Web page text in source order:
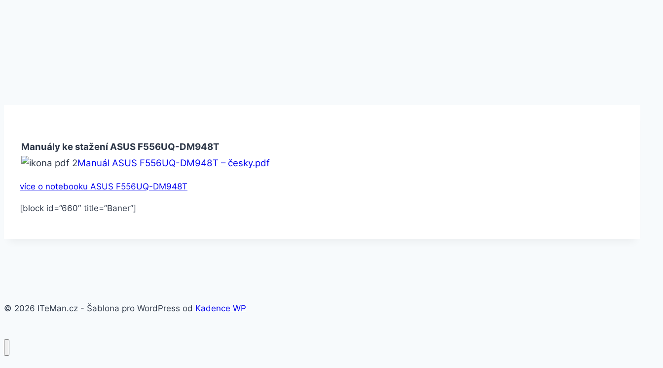
Manuály ke stažení ASUS F556UQ-DM948T
Manuál ASUS F556UQ-DM948T – česky.pdf
více o notebooku ASUS F556UQ-DM948T
[block id=”660″ title=”Baner”]
© 2026 ITeMan.cz - Šablona pro WordPress od Kadence WP